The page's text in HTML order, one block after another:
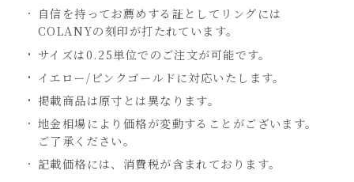
自信を持ってお薦めする証としてリングには
COLANYの刻印が打たれています。
サイズは0.25単位でのご注文が可能です。
イエロー/ピンクゴールドに対応いたします。
掲載商品は原寸とは異なります。
地金相場により価格が変動することがございます。
ご了承ください。
記載価格には、消費税が含まれております。